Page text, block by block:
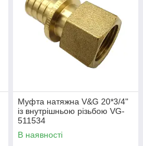
Муфта натяжна V&G 20*3/4"
із внутрішньою різьбою VG-
511534
В наявності